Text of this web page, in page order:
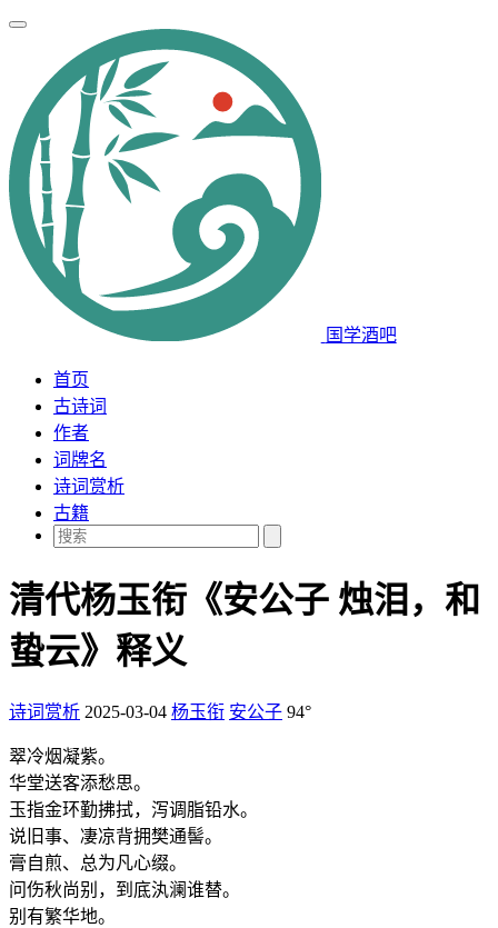
国学酒吧
首页
古诗词
作者
词牌名
诗词赏析
古籍
清代杨玉衔《安公子 烛泪，和
蛰云》释义
诗词赏析 2025-03-04 杨玉衔 安公子 94°
翠冷烟凝紫。
华堂送客添愁思。
玉指金环勤拂拭，泻调脂铅水。
说旧事、凄凉背拥樊通髻。
膏自煎、总为凡心缀。
问伤秋尚别，到底汍澜谁替。
别有繁华地。